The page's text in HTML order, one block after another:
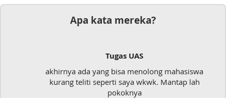
Apa kata mereka?
Tugas UAS
akhirnya ada yang bisa menolong mahasiswa
kurang teliti seperti saya wkwk. Mantap lah
pokoknya